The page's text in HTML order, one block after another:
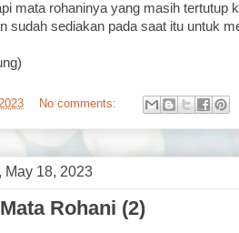
mata rohaninya yang masih tertutup
sudah sediakan pada saat itu untuk
No comments:
May 18, 2023
Rohani (2)